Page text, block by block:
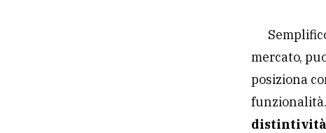
mercato,
posiziona
distintività